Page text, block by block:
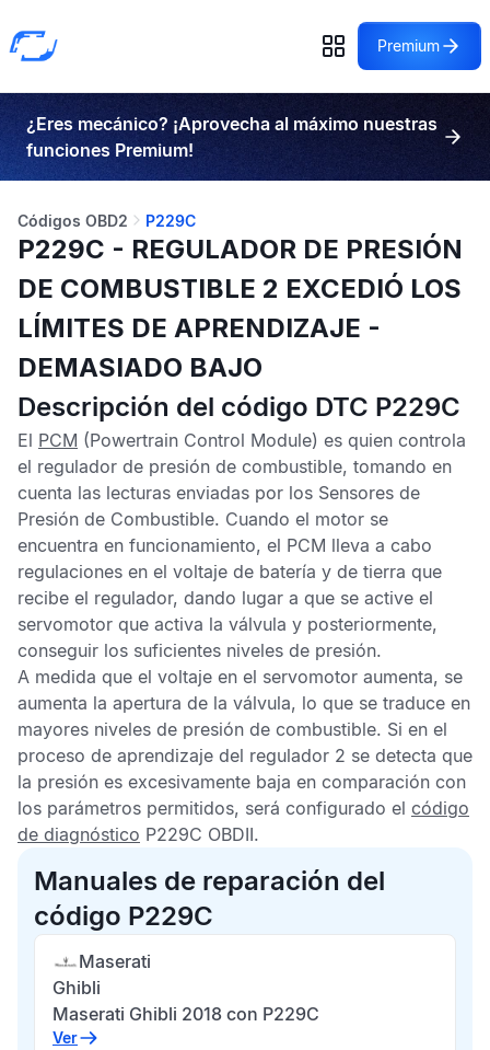
Premium
¿Eres mecánico? ¡Aprovecha al máximo nuestras
funciones Premium!
Códigos OBD2 P229C
P229C - REGULADOR DE PRESIÓN
DE COMBUSTIBLE 2 EXCEDIÓ LOS
LÍMITES DE APRENDIZAJE -
DEMASIADO BAJO
Descripción del código DTC P229C
El PCM (Powertrain Control Module) es quien controla
el regulador de presión de combustible, tomando en
cuenta las lecturas enviadas por los Sensores de
Presión de Combustible. Cuando el motor se
encuentra en funcionamiento, el PCM lleva a cabo
regulaciones en el voltaje de batería y de tierra que
recibe el regulador, dando lugar a que se active el
servomotor que activa la válvula y posteriormente,
conseguir los suficientes niveles de presión.
A medida que el voltaje en el servomotor aumenta, se
aumenta la apertura de la válvula, lo que se traduce en
mayores niveles de presión de combustible. Si en el
proceso de aprendizaje del regulador 2 se detecta que
la presión es excesivamente baja en comparación con
los parámetros permitidos, será configurado el código
de diagnóstico P229C OBDII.
Manuales de reparación del
código P229C
Maserati
Ghibli
Maserati Ghibli 2018 con P229C
Ver